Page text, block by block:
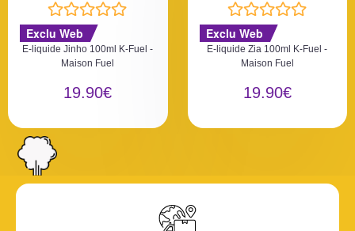
N
o
r
5
Exclu Web
E-liquide Jinho 100ml K-Fuel -
Maison Fuel
19.90€
N
o
r
Exclu Web
E-liquide Zia 100ml K-Fuel -
Maison Fuel
19.90€